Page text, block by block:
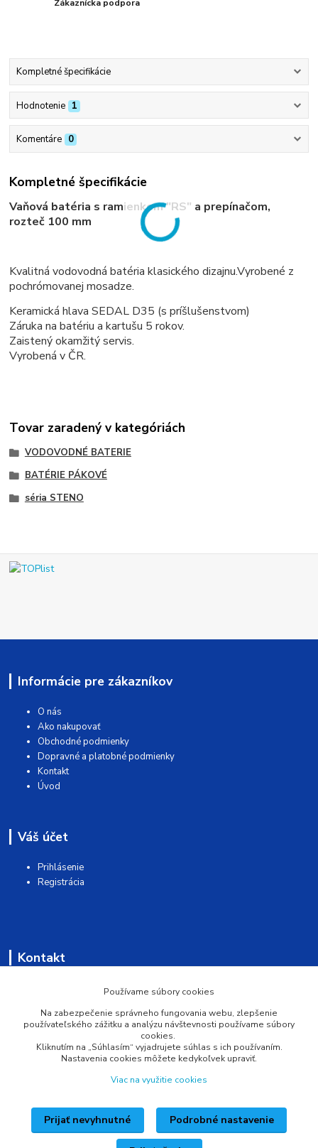
Zákaznícka podpora
Kompletné špecifikácie
Hodnotenie 1
Komentáre 0
Kompletné špecifikácie
Vaňová batéria s ramienkom "RS" a prepínačom,
rozteč 100 mm
Kvalitná vodovodná batéria klasického dizajnu.Vyrobené z
pochrómovanej mosadze.
Keramická hlava SEDAL D35 (s príšlušenstvom)
Záruka na batériu a kartušu 5 rokov.
Zaistený okamžitý servis.
Vyrobená v ČR.
Tovar zaradený v kategóriách
VODOVODNÉ BATERIE
BATÉRIE PÁKOVÉ
séria STENO
Informácie pre zákazníkov
O nás
Ako nakupovať
Obchodné podmienky
Dopravné a platobné podmienky
Kontakt
Úvod
Váš účet
Prihlásenie
Registrácia
Kontakt
0902 527 909
info@pprsystem.sk
Upravit sběr cookies.
Používame súbory cookies
Na zabezpečenie správneho fungovania webu, zlepšenie
používateľského zážitku a analýzu návštevnosti používame súbory
cookies.
Kliknutím na „Súhlasím“ vyjadrujete súhlas s ich používaním.
Nastavenia cookies môžete kedykoľvek upraviť.
Viac na využitie cookies
Prijať nevyhnutné Podrobné nastavenie